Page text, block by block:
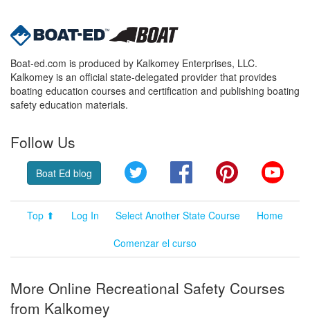
Boat-ed.com is produced by Kalkomey Enterprises, LLC.
Kalkomey is an official state-delegated provider that provides
boating education courses and certification and publishing boating
safety education materials.
Follow Us
Boat Ed blog Twitter FacebookPinterest
Top ⬆ Log In Select Another State Course
Home
Comenzar el curso
More Online Recreational Safety Courses
from Kalkomey